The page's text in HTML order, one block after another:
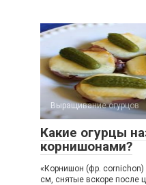
Выращивание огурцов
Какие огурцы
корнишонами?
«Корнишон (фр.
см, снятые вскоре после